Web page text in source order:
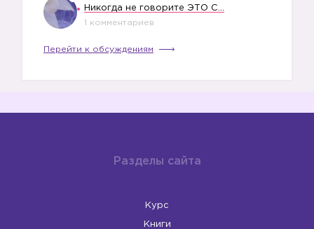
1 комментариев
Перейти к обсуждениям
Разделы сайта
Курс
Книги